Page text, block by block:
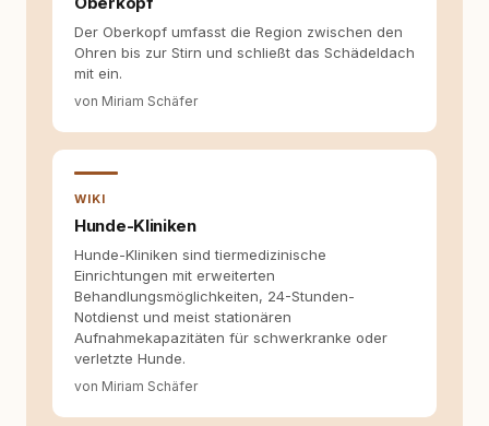
Hundehalter:innen in Deutschland, Österreich
und der Schweiz. Meine Überzeugung:
Tierschutz beginnt mit Wissen. Wer seinen
Hund versteht, trifft bessere Entscheidungen –
für ein Zusammenleben, das beiden guttut.
Der Oberkopf umfasst die Region zwischen den
Ohren bis zur Stirn und schließt das Schädeldach
mit ein.
von Miriam Schäfer
WIKI
Hunde-Kliniken
Hunde-Kliniken sind tiermedizinische
Einrichtungen mit erweiterten
Behandlungsmöglichkeiten, 24-Stunden-
Notdienst und meist stationären
Aufnahmekapazitäten für schwerkranke oder
verletzte Hunde.
von Miriam Schäfer